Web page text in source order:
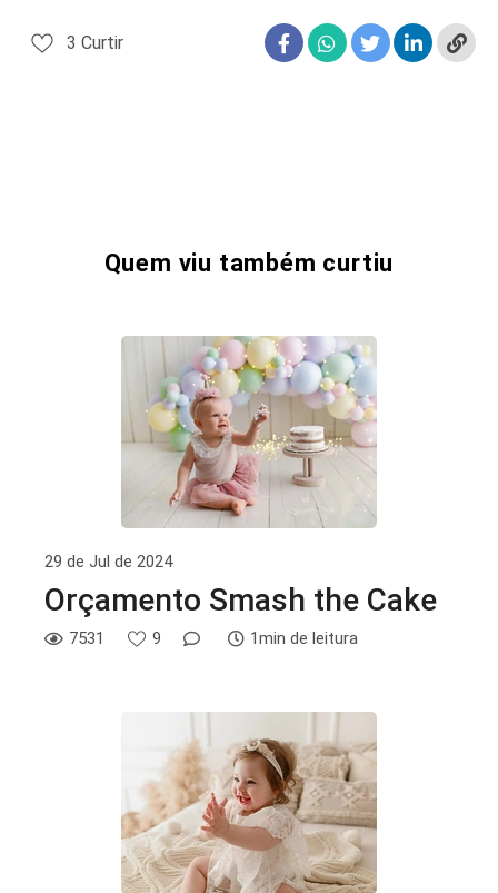
3 Curtir
Quem viu também curtiu
29 de Jul de 2024
Orçamento Smash the Cake
7531 9 1min de leitura